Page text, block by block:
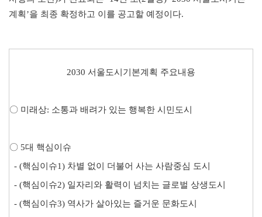
계획’을 최종 확정하고 이를 공고할 예정이다.
2030 서울도시기본계획 주요내용
〇 미래상: 소통과 배려가 있는 행복한 시민도시
〇 5대 핵심이슈
- (핵심이슈1) 차별 없이 더불어 사는 사람중심 도시
- (핵심이슈2) 일자리와 활력이 넘치는 글로벌 상생도시
- (핵심이슈3) 역사가 살아있는 즐거운 문화도시